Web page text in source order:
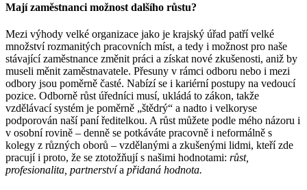
Mají zaměstnanci možnost dalšího růstu?
Mezi výhody velké organizace jako je krajský úřad patří velké
množství rozmanitých pracovních míst, a tedy i možnost pro naše
stávající zaměstnance změnit práci a získat nové zkušenosti, aniž by
museli měnit zaměstnavatele. Přesuny v rámci odboru nebo i mezi
odbory jsou poměrně časté. Nabízí se i kariérní postupy na vedoucí
pozice. Odborně růst úředníci musí, ukládá to zákon, takže
vzdělávací systém je poměrně „štědrý“ a nadto i velkoryse
podporován naší paní ředitelkou. A růst můžete podle mého názoru i
v osobní rovině – denně se potkáváte pracovně i neformálně s
kolegy z různých oborů – vzdělanými a zkušenými lidmi, kteří zde
pracují i proto, že se ztotožňují s našimi hodnotami: růst,
profesionalita, partnerstvía přidaná hodnota.